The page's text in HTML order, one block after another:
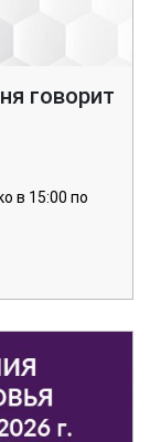
говорит
в 15:00 по